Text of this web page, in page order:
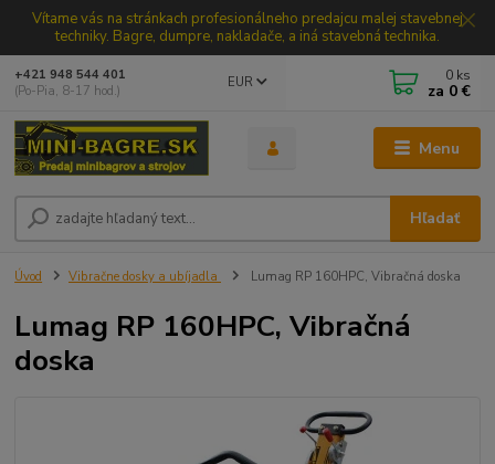
Vítame vás na stránkach profesionálneho predajcu malej stavebnej
techniky. Bagre, dumpre, nakladače, a iná stavebná technika.
Menu
EUR
Hľadať
+421 948 544 401
(Po-Pia, 8-17 hod.)
0 ks
za 0 €
Úvod Vibračne dosky a ubíjadla Lumag RP 160HPC, Vibračná doska
Lumag RP 160HPC, Vibračná
doska